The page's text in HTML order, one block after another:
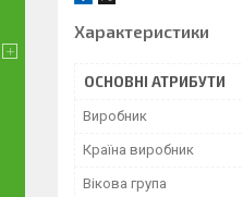
Характеристики
ОСНОВНІ АТРИБУТИ
Виробник
Країна виробник
Вікова група